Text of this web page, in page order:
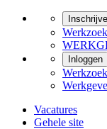
Inloggen
Vacatures
Gehele site